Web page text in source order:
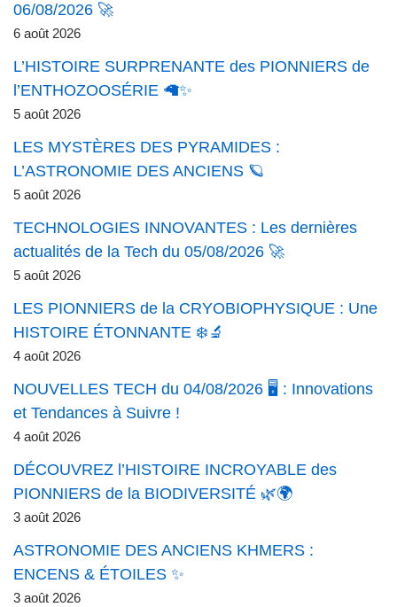
06/08/2026 🚀
6 août 2026
L’HISTOIRE SURPRENANTE des PIONNIERS de
l’ENTHOZOOSÉRIE 🦙✨
5 août 2026
LES MYSTÈRES DES PYRAMIDES :
L’ASTRONOMIE DES ANCIENS 🪐
5 août 2026
TECHNOLOGIES INNOVANTES : Les dernières
actualités de la Tech du 05/08/2026 🚀
5 août 2026
LES PIONNIERS de la CRYOBIOPHYSIQUE : Une
HISTOIRE ÉTONNANTE ❄️🔬
4 août 2026
NOUVELLES TECH du 04/08/2026 🖥️ : Innovations
et Tendances à Suivre !
4 août 2026
DÉCOUVREZ l’HISTOIRE INCROYABLE des
PIONNIERS de la BIODIVERSITÉ 🌿🌍
3 août 2026
ASTRONOMIE DES ANCIENS KHMERS :
ENCENS & ÉTOILES ✨
3 août 2026